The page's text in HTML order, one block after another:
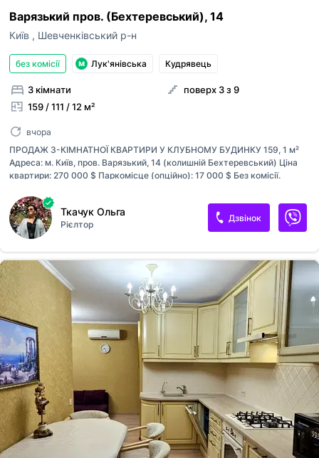
Варязький пров. (Бехтеревський), 14
Київ , Шевченківський р-н
без комісії Лук'янівська Кудрявець
3 кімнати
159 / 111 / 12 м²
поверх 3 з 9
вчора
ПРОДАЖ 3-КІМНАТНОЇ КВАРТИРИ У КЛУБНОМУ БУДИНКУ 159, 1 м²
Адреса: м. Київ, пров. Варязький, 14 (колишній Бехтеревський) Ціна
квартири: 270 000 $ Паркомісце (опційно): 17 000 $ Без комісії.
Простора трикімнатна квартира площею 159, 1 м² . Квартира
розташована на 3-му поверсі. Планування включає: велику вітальню,
дві окремі спальні, облаштовану лоджію та балкон, два санвузли,
кухонну зону з варильною поверхнею (газ + електрика). У квартирі
діючий електрокамін, кондиціонування. Покриття підлоги: паркет і
плитка, індивідуальні лічильники на опалення, воду, електроенергію,
сигналізація. Квартира у хорошому житловому стані, повністю го...
Ткачук Ольга
Рієлтор
Дзвінок